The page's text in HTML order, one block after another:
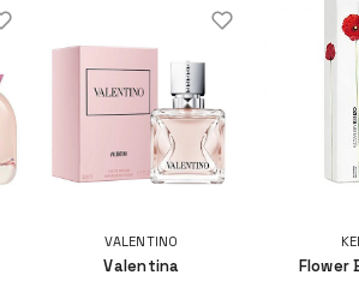
VALENTINO
Valentina Flower